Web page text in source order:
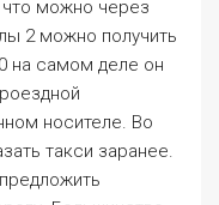
Оптово розничная
некоммерческом
нарядной и
можно на